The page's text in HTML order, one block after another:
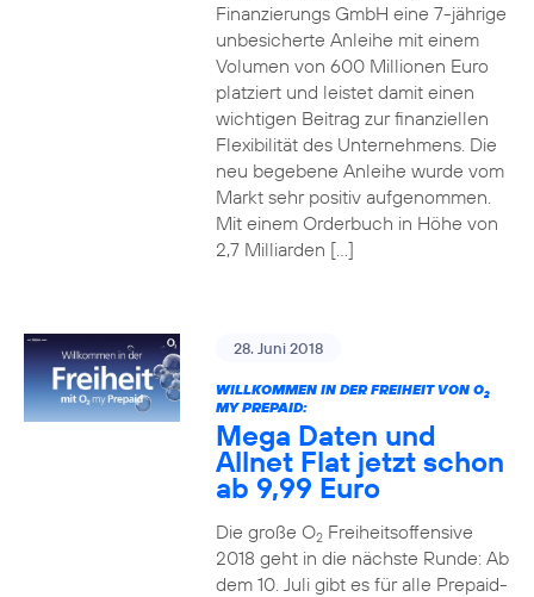
Finanzierungs GmbH eine 7-jährige
unbesicherte Anleihe mit einem
Volumen von 600 Millionen Euro
platziert und leistet damit einen
wichtigen Beitrag zur finanziellen
Flexibilität des Unternehmens. Die
neu begebene Anleihe wurde vom
Markt sehr positiv aufgenommen.
Mit einem Orderbuch in Höhe von
2,7 Milliarden […]
28. Juni 2018
WILLKOMMEN IN DER FREIHEIT VON O2
MY PREPAID:
Mega Daten und
Allnet Flat jetzt schon
ab 9,99 Euro
Die große O2Freiheitsoffensive
2018 geht in die nächste Runde: Ab
dem 10. Juli gibt es für alle Prepaid-